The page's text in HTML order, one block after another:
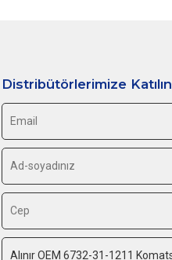
Distribütörlerimize Katılın